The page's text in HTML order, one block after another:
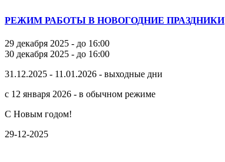
РЕЖИМ РАБОТЫ В НОВОГОДНИЕ ПРАЗДНИКИ
29 декабря 2025 - до 16:00
30 декабря 2025 - до 16:00
31.12.2025 - 11.01.2026 - выходные дни
с 12 января 2026 - в обычном режиме
С Новым годом!
29-12-2025